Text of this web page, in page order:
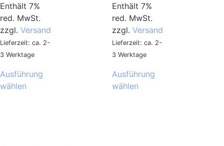
Enthält 7%
red. MwSt.
zzgl. Versand
Lieferzeit: ca. 2-
3 Werktage
Ausführung
wählen
Enthält 7%
red. MwSt.
zzgl. Versand
Lieferzeit: ca. 2-
3 Werktage
Ausführung
wählen